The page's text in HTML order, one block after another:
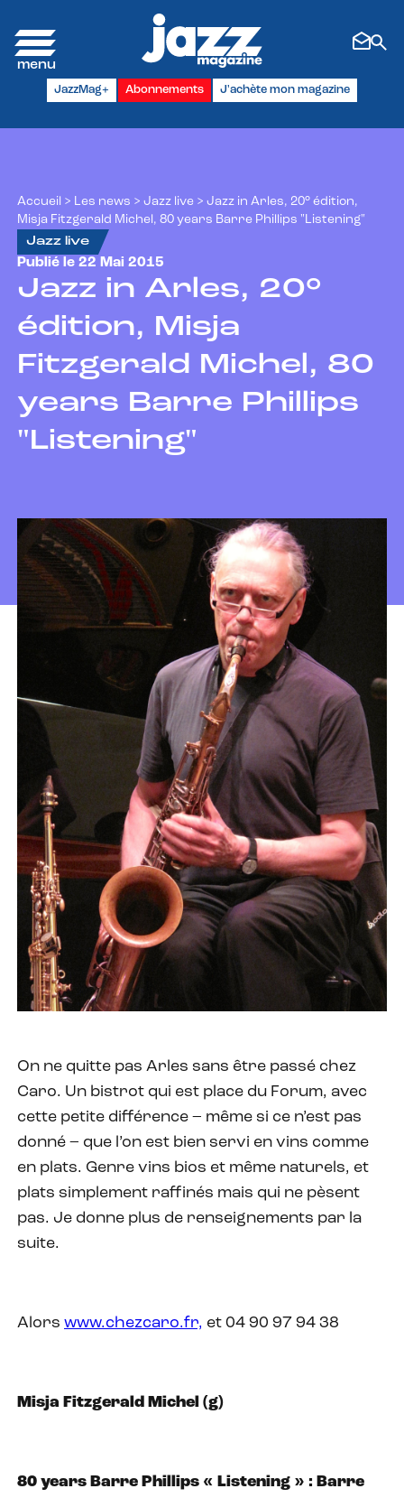
JazzMag+ Abonnements J'achète mon magazine
Accueil > Les news > Jazz live > Jazz in Arles, 20° édition,
Misja Fitzgerald Michel, 80 years Barre Phillips "Listening"
Jazz live
Publié le 22 Mai 2015
Jazz in Arles, 20°
édition, Misja
Fitzgerald Michel, 80
years Barre Phillips
"Listening"
On ne quitte pas Arles sans être passé chez
Caro. Un bistrot qui est place du Forum, avec
cette petite différence – même si ce n’est pas
donné – que l’on est bien servi en vins comme
en plats. Genre vins bios et même naturels, et
plats simplement raffinés mais qui ne pèsent
pas. Je donne plus de renseignements par la
suite.
Alors www.chezcaro.fr, et 04 90 97 94 38
Misja Fitzgerald Michel (g)
80 years Barre Phillips « Listening » : Barre